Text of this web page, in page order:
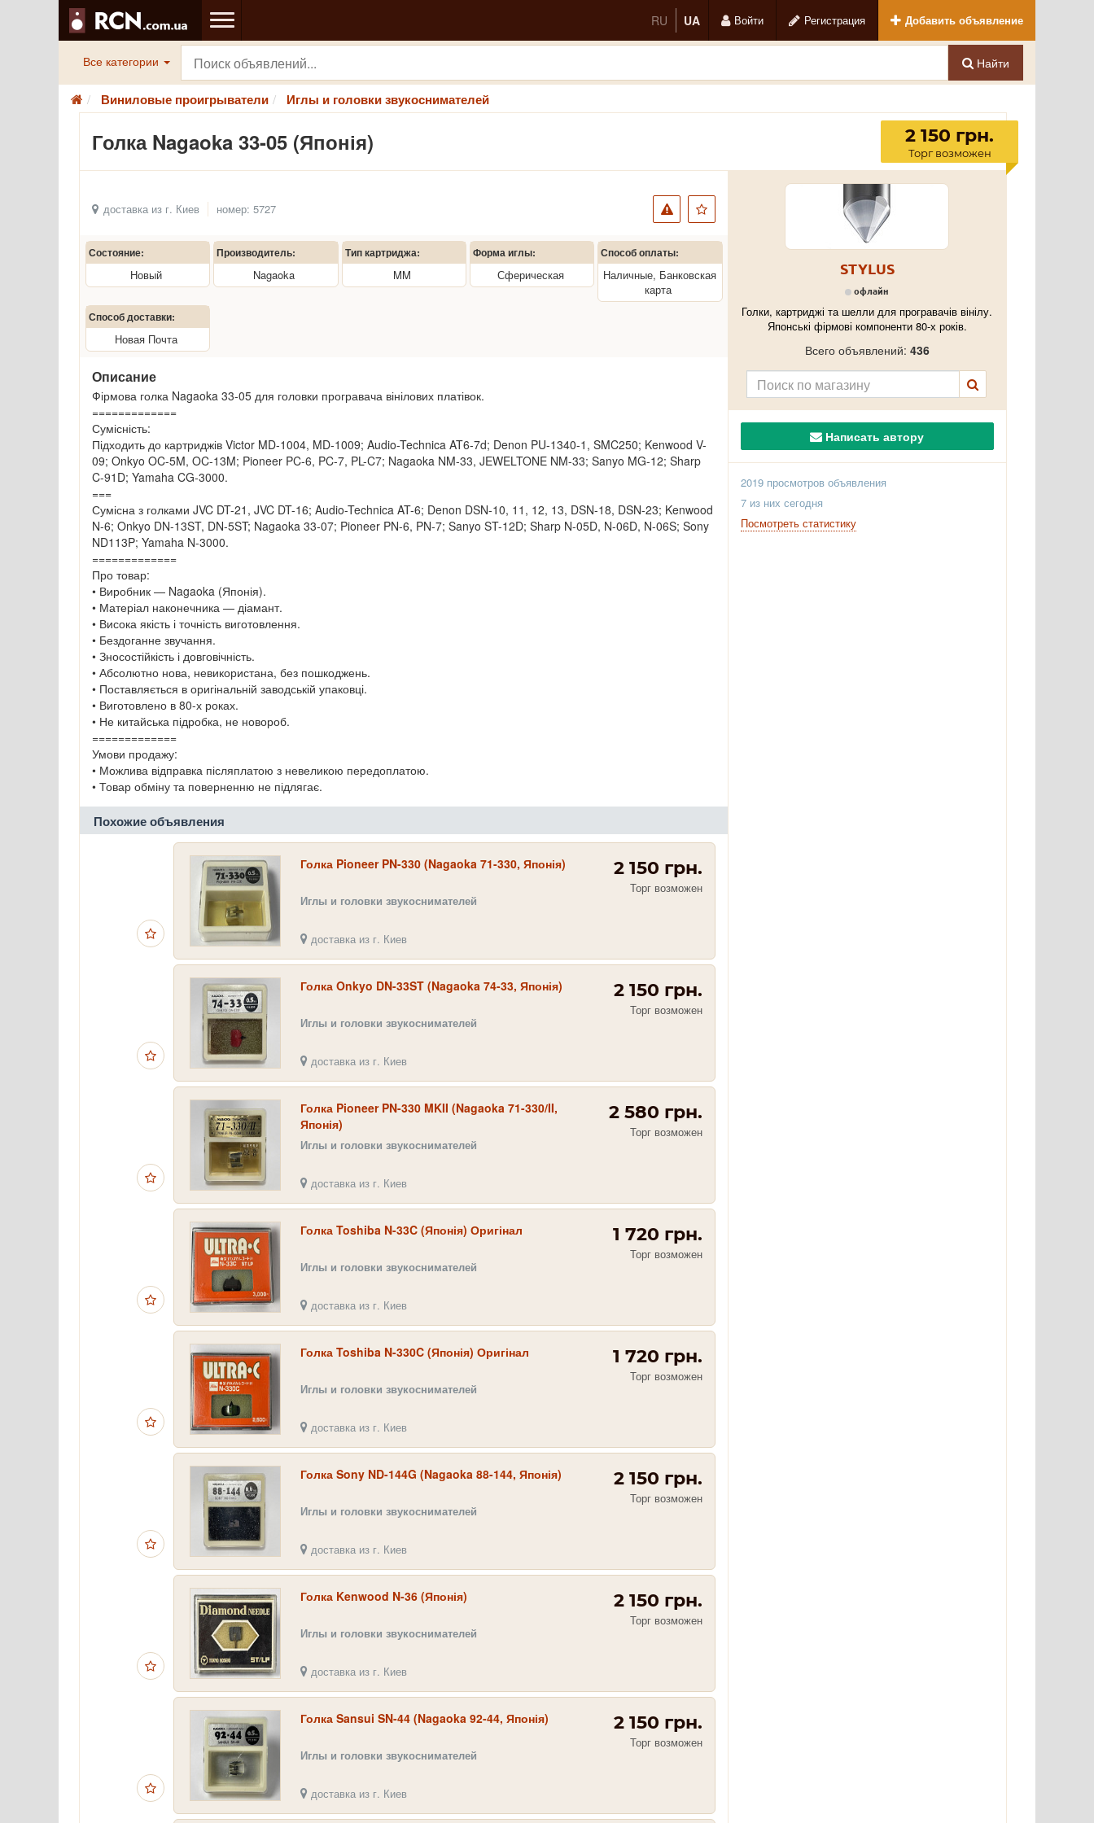
RU UA Войти Регистрация Добавить объявление
Все категории Найти
Виниловые проигрыватели Иглы и головки звукоснимателей
Голка Nagaoka 33-05 (Японія) 2 150 грн.
Торг возможен
доставка из г. Киев номер: 5727
Состояние:
Новый
Производитель:
Nagaoka
Тип картриджа:
MM
Форма иглы:
Сферическая
Способ оплаты:
Наличные, Банковская
карта
Способ доставки:
Новая Почта
Описание
Фірмова голка Nagaoka 33-05 для головки програвача вінілових платівок.
=============
Сумісність:
Підходить до картриджів Victor MD-1004, MD-1009; Audio-Technica AT6-7d; Denon PU-1340-1, SMC250; Kenwood V-
09; Onkyo OC-5M, OC-13M; Pioneer PC-6, PC-7, PL-C7; Nagaoka NM-33, JEWELTONE NM-33; Sanyo MG-12; Sharp
C-91D; Yamaha CG-3000.
===
Сумісна з голками JVC DT-21, JVC DT-16​; Audio-Technica AT-6; Denon DSN-10, 11, 12, 13, DSN-18, DSN-23; Kenwood
N-6; Onkyo DN-13ST, DN-5ST; Nagaoka 33-07​; Pioneer PN-6, PN-7; Sanyo ST-12D; Sharp N-05D, N-06D, N-06S; Sony
ND113P; Yamaha N-3000.
=============
Про товар:
• Виробник — Nagaoka (Японія).
• Матеріал наконечника — діамант.
• Висока якість і точність виготовлення.
• Бездоганне звучання.
• Зносостійкість і довговічність.
• Абсолютно нова, невикористана, без пошкоджень.
• Поставляється в оригінальній заводській упаковці.
• Виготовлено в 80-х роках.
• Не китайська підробка, не новороб.
=============
Умови продажу:
• Можлива відправка післяплатою з невеликою передоплатою.
• Товар обміну та поверненню не підлягає.
Похожие объявления
Голка Pioneer PN-330 (Nagaoka 71-330, Японія)
Иглы и головки звукоснимателей
доставка из г. Киев
2 150 грн.
Торг возможен
Голка Onkyo DN-33ST (Nagaoka 74-33, Японія)
Иглы и головки звукоснимателей
доставка из г. Киев
2 150 грн.
Торг возможен
Голка Pioneer PN-330 MKII (Nagaoka 71-330/II,
Японія)
Иглы и головки звукоснимателей
доставка из г. Киев
2 580 грн.
Торг возможен
Голка Toshiba N-33C (Японія) Оригінал
Иглы и головки звукоснимателей
доставка из г. Киев
1 720 грн.
Торг возможен
Голка Toshiba N-330C (Японія) Оригінал
Иглы и головки звукоснимателей
доставка из г. Киев
1 720 грн.
Торг возможен
Голка Sony ND-144G (Nagaoka 88-144, Японія)
Иглы и головки звукоснимателей
доставка из г. Киев
2 150 грн.
Торг возможен
Голка Kenwood N-36 (Японія)
Иглы и головки звукоснимателей
доставка из г. Киев
2 150 грн.
Торг возможен
Голка Sansui SN-44 (Nagaoka 92-44, Японія)
Иглы и головки звукоснимателей
доставка из г. Киев
2 150 грн.
Торг возможен
STYLUS
офлайн
Голки, картриджі та шелли для програвачів вінілу.
Японські фірмові компоненти 80-х років.
Всего объявлений: 436
Написать автору
2019 просмотров объявления
7 из них сегодня
Посмотреть статистику